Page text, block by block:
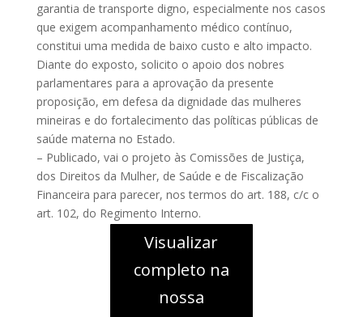
garantia de transporte digno, especialmente nos casos
que exigem acompanhamento médico contínuo,
constitui uma medida de baixo custo e alto impacto.
Diante do exposto, solicito o apoio dos nobres
parlamentares para a aprovação da presente
proposição, em defesa da dignidade das mulheres
mineiras e do fortalecimento das políticas públicas de
saúde materna no Estado.
– Publicado, vai o projeto às Comissões de Justiça,
dos Direitos da Mulher, de Saúde e de Fiscalização
Financeira para parecer, nos termos do art. 188, c/c o
art. 102, do Regimento Interno.
Visualizar
completo na
nossa